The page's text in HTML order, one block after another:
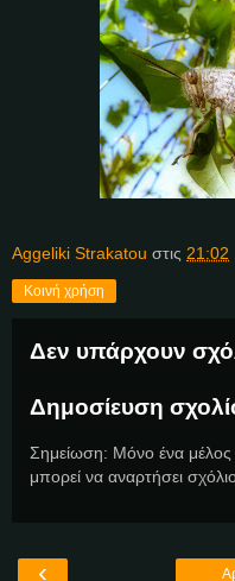
Aggeliki Strakatou στις 21:02
Κοινή χρήση
Δεν υπάρχουν
Δημοσίευση
Σημείωση: Μόνο ένα μέλος
μπορεί να αναρτήσει
‹